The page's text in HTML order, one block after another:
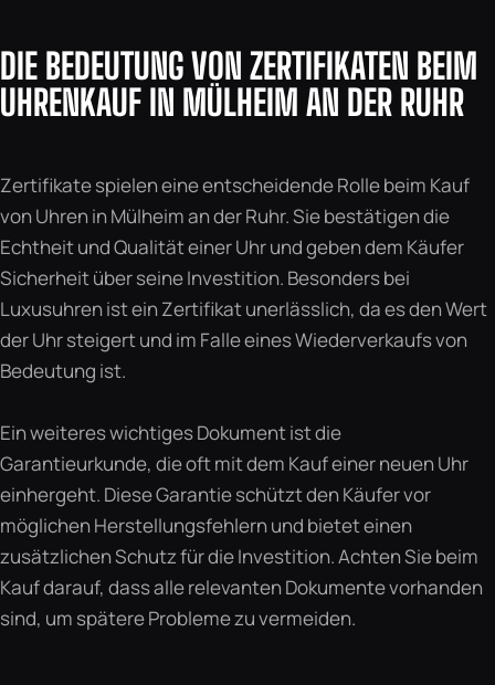
DIE BEDEUTUNG VON ZERTIFIKATEN BEIM
UHRENKAUF IN MÜLHEIM AN DER RUHR
Zertifikate spielen eine entscheidende Rolle beim Kauf
von Uhren in Mülheim an der Ruhr. Sie bestätigen die
Echtheit und Qualität einer Uhr und geben dem Käufer
Sicherheit über seine Investition. Besonders bei
Luxusuhren ist ein Zertifikat unerlässlich, da es den Wert
der Uhr steigert und im Falle eines Wiederverkaufs von
Bedeutung ist.
Ein weiteres wichtiges Dokument ist die
Garantieurkunde, die oft mit dem Kauf einer neuen Uhr
einhergeht. Diese Garantie schützt den Käufer vor
möglichen Herstellungsfehlern und bietet einen
zusätzlichen Schutz für die Investition. Achten Sie beim
Kauf darauf, dass alle relevanten Dokumente vorhanden
sind, um spätere Probleme zu vermeiden.